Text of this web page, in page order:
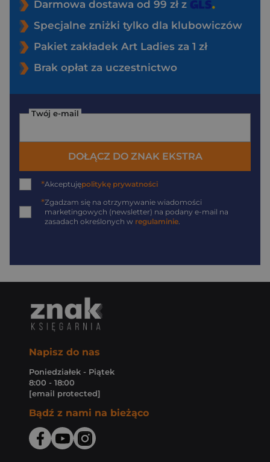
Darmowa dostawa od 99 zł z
Specjalne zniżki tylko dla klubowiczów
Pakiet zakładek Art Ladies za 1 zł
Brak opłat za uczestnictwo
Twój e-mail
DOŁĄCZ DO ZNAK EKSTRA
*Akceptujępolitykę prywatności
*Zgadzam się na otrzymywanie wiadomości
marketingowych (newsletter) na podany e-mail na
zasadach określonych w regulaminie
Napisz do nas
Poniedziałek - Piątek
8:00 - 18:00
[email protected]
Bądź z nami na bieżąco